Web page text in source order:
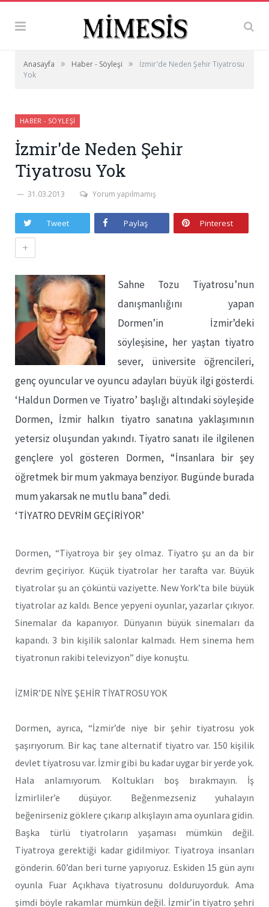
Anasayfa » Haber - Söyleşi »
İzmir'de Neden Şehir Tiyatrosu
Yok
HABER - SÖYLEŞI
İzmir'de Neden Şehir
Tiyatrosu Yok
31.03.2013 Yorum yapılmamış
Tweet Paylaş Pinterest
+
Sahne Tozu Tiyatrosu’nun
danışmanlığını yapan
Dormen’in İzmir’deki
söyleşisine, her yaştan tiyatro
sever, üniversite öğrencileri,
genç oyuncular ve oyuncu adayları büyük ilgi gösterdi.
‘Haldun Dormen ve Tiyatro’ başlığı altındaki söyleşide
Dormen, İzmir halkın tiyatro sanatına yaklaşımının
yetersiz oluşundan yakındı. Tiyatro sanatı ile ilgilenen
gençlere yol gösteren Dormen, “İnsanlara bir şey
öğretmek bir mum yakmaya benziyor. Bugünde burada
mum yakarsak ne mutlu bana” dedi.
‘TİYATRO DEVRİM GEÇİRİYOR’
Dormen, “Tiyatroya bir şey olmaz. Tiyatro şu an da bir
devrim geçiriyor. Küçük tiyatrolar her tarafta var. Büyük
tiyatrolar şu an çöküntü vaziyette. New York’ta bile büyük
tiyatrolar az kaldı. Bence yepyeni oyunlar, yazarlar çıkıyor.
Sinemalar da kapanıyor. Dünyanın büyük sinemaları da
kapandı. 3 bin kişilik salonlar kalmadı. Hem sinema hem
tiyatronun rakibi televizyon” diye konuştu.
İZMİR’DE NİYE ŞEHİR TİYATROSU YOK
Dormen, ayrıca, “İzmir’de niye bir şehir tiyatrosu yok
şaşırıyorum. Bir kaç tane alternatif tiyatro var. 150 kişilik
devlet tiyatrosu var. İzmir gibi bu kadar uygar bir yerde yok.
Hala anlamıyorum. Koltukları boş bırakmayın. İş
İzmirliler’e düşüyor. Beğenmezseniz yuhalayın
beğenirseniz göklere çıkarıp alkışlayın ama oyunlara gidin.
Başka türlü tiyatroların yaşaması mümkün değil.
Tiyatroya gerektiği kadar gidilmiyor. Tiyatroya insanları
gönderin. 60’dan beri turne yapıyoruz. Eskiden 15 gün aynı
oyunla Fuar Açıkhava tiyatrosunu dolduruyorduk. Ama
şimdi böyle rakamlar mümkün değil. İzmir’in tiyatro şehri